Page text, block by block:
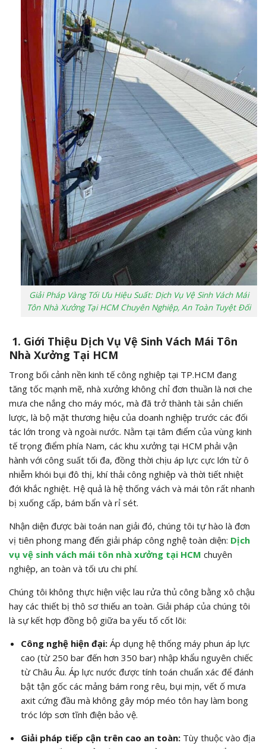
Giải Pháp Vàng Tối Ưu Hiệu Suất: Dịch Vụ Vệ Sinh Vách Mái
Tôn Nhà Xưởng Tại HCM Chuyên Nghiệp, An Toàn Tuyệt Đối
1. Giới Thiệu Dịch Vụ Vệ Sinh Vách Mái Tôn
Nhà Xưởng Tại HCM
Trong bối cảnh nền kinh tế công nghiệp tại TP.HCM đang
tăng tốc mạnh mẽ, nhà xưởng không chỉ đơn thuần là nơi che
mưa che nắng cho máy móc, mà đã trở thành tài sản chiến
lược, là bộ mặt thương hiệu của doanh nghiệp trước các đối
tác lớn trong và ngoài nước. Nằm tại tâm điểm của vùng kinh
tế trọng điểm phía Nam, các khu xưởng tại HCM phải vận
hành với công suất tối đa, đồng thời chịu áp lực cực lớn từ ô
nhiễm khói bụi đô thị, khí thải công nghiệp và thời tiết nhiệt
đới khắc nghiệt. Hệ quả là hệ thống vách và mái tôn rất nhanh
bị xuống cấp, bám bẩn và rỉ sét.
Nhận diện được bài toán nan giải đó, chúng tôi tự hào là đơn
vị tiên phong mang đến giải pháp công nghệ toàn diện: Dịch
vụ vệ sinh vách mái tôn nhà xưởng tại HCM chuyên
nghiệp, an toàn và tối ưu chi phí.
Chúng tôi không thực hiện việc lau rửa thủ công bằng xô chậu
hay các thiết bị thô sơ thiếu an toàn. Giải pháp của chúng tôi
là sự kết hợp đồng bộ giữa ba yếu tố cốt lõi:
Công nghệ hiện đại:Áp dụng hệ thống máy phun áp lực
cao (từ 250 bar đến hơn 350 bar) nhập khẩu nguyên chiếc
từ Châu Âu. Áp lực nước được tính toán chuẩn xác để đánh
bật tận gốc các mảng bám rong rêu, bụi mịn, vết ố mưa
axit cứng đầu mà không gây móp méo tôn hay làm bong
tróc lớp sơn tĩnh điện bảo vệ.
Giải pháp tiếp cận trên cao an toàn:Tùy thuộc vào địa